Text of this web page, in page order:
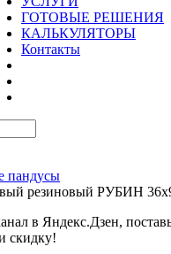
ГОТОВЫЕ РЕШЕНИЯ
КАЛЬКУЛЯТОРЫ
Контакты
пандусы
резиновый РУБИН
в Яндекс.Дзен,
скидку!